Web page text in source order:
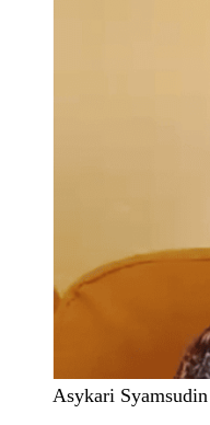
Asykari Syamsudin